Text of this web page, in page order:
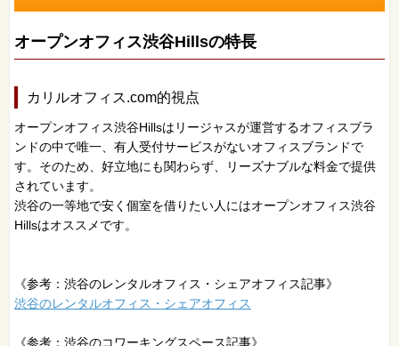
オープンオフィス渋谷Hillsの特長
カリルオフィス.com的視点
オープンオフィス渋谷Hillsはリージャスが運営するオフィスブラ
ンドの中で唯一、有人受付サービスがないオフィスブランドで
す。そのため、好立地にも関わらず、リーズナブルな料金で提供
されています。
渋谷の一等地で安く個室を借りたい人にはオープンオフィス渋谷
Hillsはオススメです。
《参考：渋谷のレンタルオフィス・シェアオフィス記事》
渋谷のレンタルオフィス・シェアオフィス
《参考：渋谷のコワーキングスペース記事》